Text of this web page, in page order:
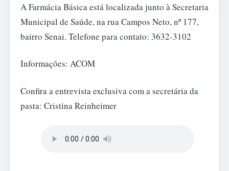
A Farmácia Básica está localizada junto à Secretaria
Municipal de Saúde, na rua Campos Neto, nº 177,
bairro Senai. Telefone para contato: 3632-3102
Informações: ACOM
Confira a entrevista exclusiva com a secretária da
pasta: Cristina Reinheimer